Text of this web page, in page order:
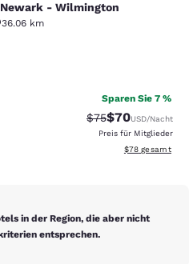
- Wilmington
- Wilmington
36.06 km
Mittelmäßig. 1619
Sparen Sie 7 %
$75Vergünstigter
$70USD/Nacht
Preis für Mitglieder
Geschätzte
$78 gesamt
in der Region, die aber nicht
entsprechen.